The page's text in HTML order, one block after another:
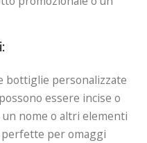
bottiglie personalizzate
essere incise o
nome o altri elementi
per omaggi